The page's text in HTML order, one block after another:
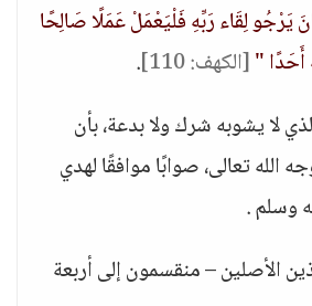
يَرْجُو لِقَاء رَبِّهِ فَلْيَعْمَلْ عَمَلًا صَالِحًا
أَحَدًا "[الكهف: 110]
.
لا يشوبه شرك ولا بدعة، بأن
الله تعالى، صوابًا موافقًا لهدي
وسلم .
الأصلين – منقسمون إلى أربعة